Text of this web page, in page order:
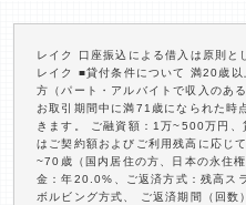
レイク 口座振込による借入は原則と
レイク ■貸付条件について 満20歳
方（パート・アルバイトで収入のあ
お取引期間中に満71歳になられた時
きます。 ご融資額：1万~500万円
はご契約額およびご利用残高に応じ
~70歳（国内居住の方、日本の永住
金：年20.0%、ご返済方式：残高ス
ボルビング方式、 ご返済期間（回